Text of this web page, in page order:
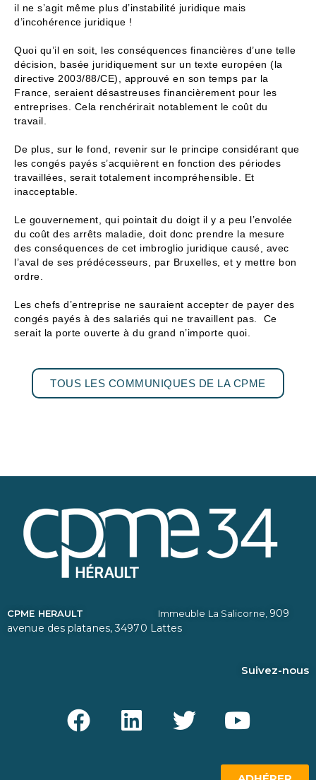
il ne s’agit même plus d’instabilité juridique mais
d’incohérence juridique !
Quoi qu’il en soit, les conséquences financières d’une telle
décision, basée juridiquement sur un texte européen (la
directive 2003/88/CE), approuvé en son temps par la
France, seraient désastreuses financièrement pour les
entreprises. Cela renchérirait notablement le coût du
travail.
De plus, sur le fond, revenir sur le principe considérant que
les congés payés s’acquièrent en fonction des périodes
travaillées, serait totalement incompréhensible. Et
inacceptable.
Le gouvernement, qui pointait du doigt il y a peu l’envolée
du coût des arrêts maladie, doit donc prendre la mesure
des conséquences de cet imbroglio juridique causé, avec
l’aval de ses prédécesseurs, par Bruxelles, et y mettre bon
ordre.
Les chefs d’entreprise ne sauraient accepter de payer des
congés payés à des salariés qui ne travaillent pas. Ce
serait la porte ouverte à du grand n’importe quoi.
TOUS LES COMMUNIQUES DE LA CPME
CPME HERAULT Immeuble La Salicorne, 909
avenue des platanes,34970 Lattes
Suivez-nous